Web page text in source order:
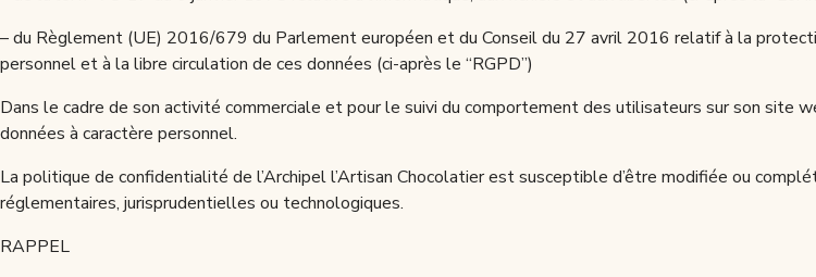
– du Règlement (UE) 2016/679 du Parlement européen et du Conseil du 27 avril 2016 relatif à la
personnel et à la libre circulation de ces données (ci-après le “RGPD”)
Dans le cadre de son activité commerciale et pour le suivi du comportement des utilisateurs sur son site
données à caractère personnel.
La politique de confidentialité de l’Archipel l’Artisan Chocolatier est susceptible d’être modifiée ou
réglementaires, jurisprudentielles ou technologiques.
RAPPEL